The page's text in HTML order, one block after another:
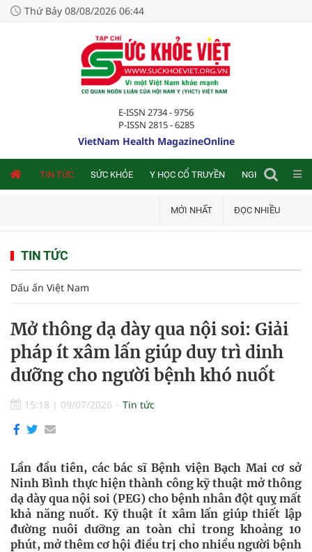
Thứ Bảy 08/08/2026 06:44
E-ISSN 2734 - 9756
P-ISSN 2815 - 6285
VietNam Health MagazineOnline
TIN TỨC SỨC KHỎE Y HỌC CỔ TRUYỀN NGHIÊN CỨU
MỚI NHẤT ĐỌC NHIỀU
TIN TỨC
Dấu ấn Việt Nam
Mở thông dạ dày qua nội soi: Giải
pháp ít xâm lấn giúp duy trì dinh
dưỡng cho người bệnh khó nuốt
15:18 | 09/07/2026 Tin tức
Lần đầu tiên, các bác sĩ Bệnh viện Bạch Mai cơ sở
Ninh Bình thực hiện thành công kỹ thuật mở thông
dạ dày qua nội soi (PEG) cho bệnh nhân đột quỵ mất
khả năng nuốt. Kỹ thuật ít xâm lấn giúp thiết lập
đường nuôi dưỡng an toàn chỉ trong khoảng 10
phút, mở thêm cơ hội điều trị cho nhiều người bệnh